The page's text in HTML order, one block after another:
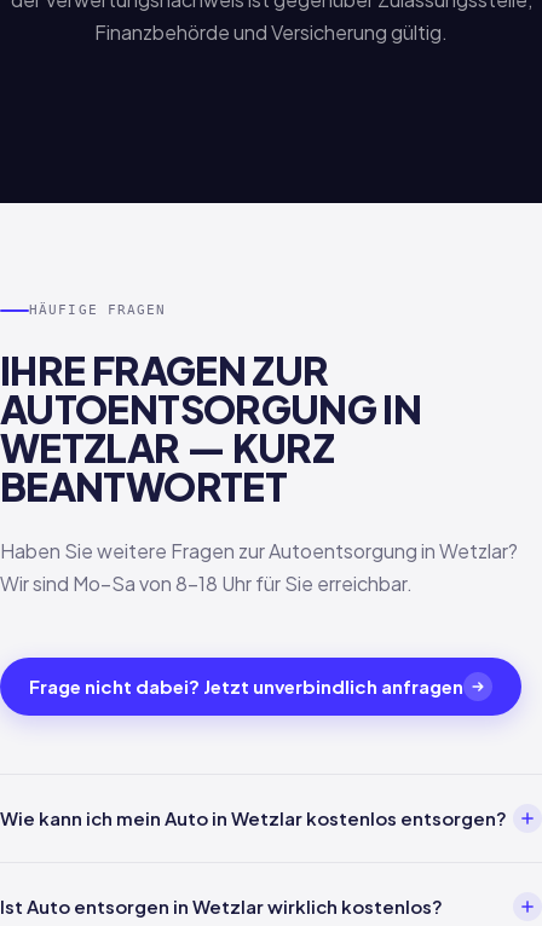
Finanzbehörde und Versicherung gültig.
HÄUFIGE FRAGEN
IHRE FRAGEN ZUR
AUTOENTSORGUNG IN
WETZLAR — KURZ
BEANTWORTET
Haben Sie weitere Fragen zur Autoentsorgung in Wetzlar?
Wir sind Mo–Sa von 8–18 Uhr für Sie erreichbar.
Frage nicht dabei? Jetzt unverbindlich anfragen
Wie kann ich mein Auto in Wetzlar kostenlos entsorgen?
WhatsApp melden — wir kümmern uns um alles weitere inklusive
Ist Auto entsorgen in Wetzlar wirklich kostenlos?